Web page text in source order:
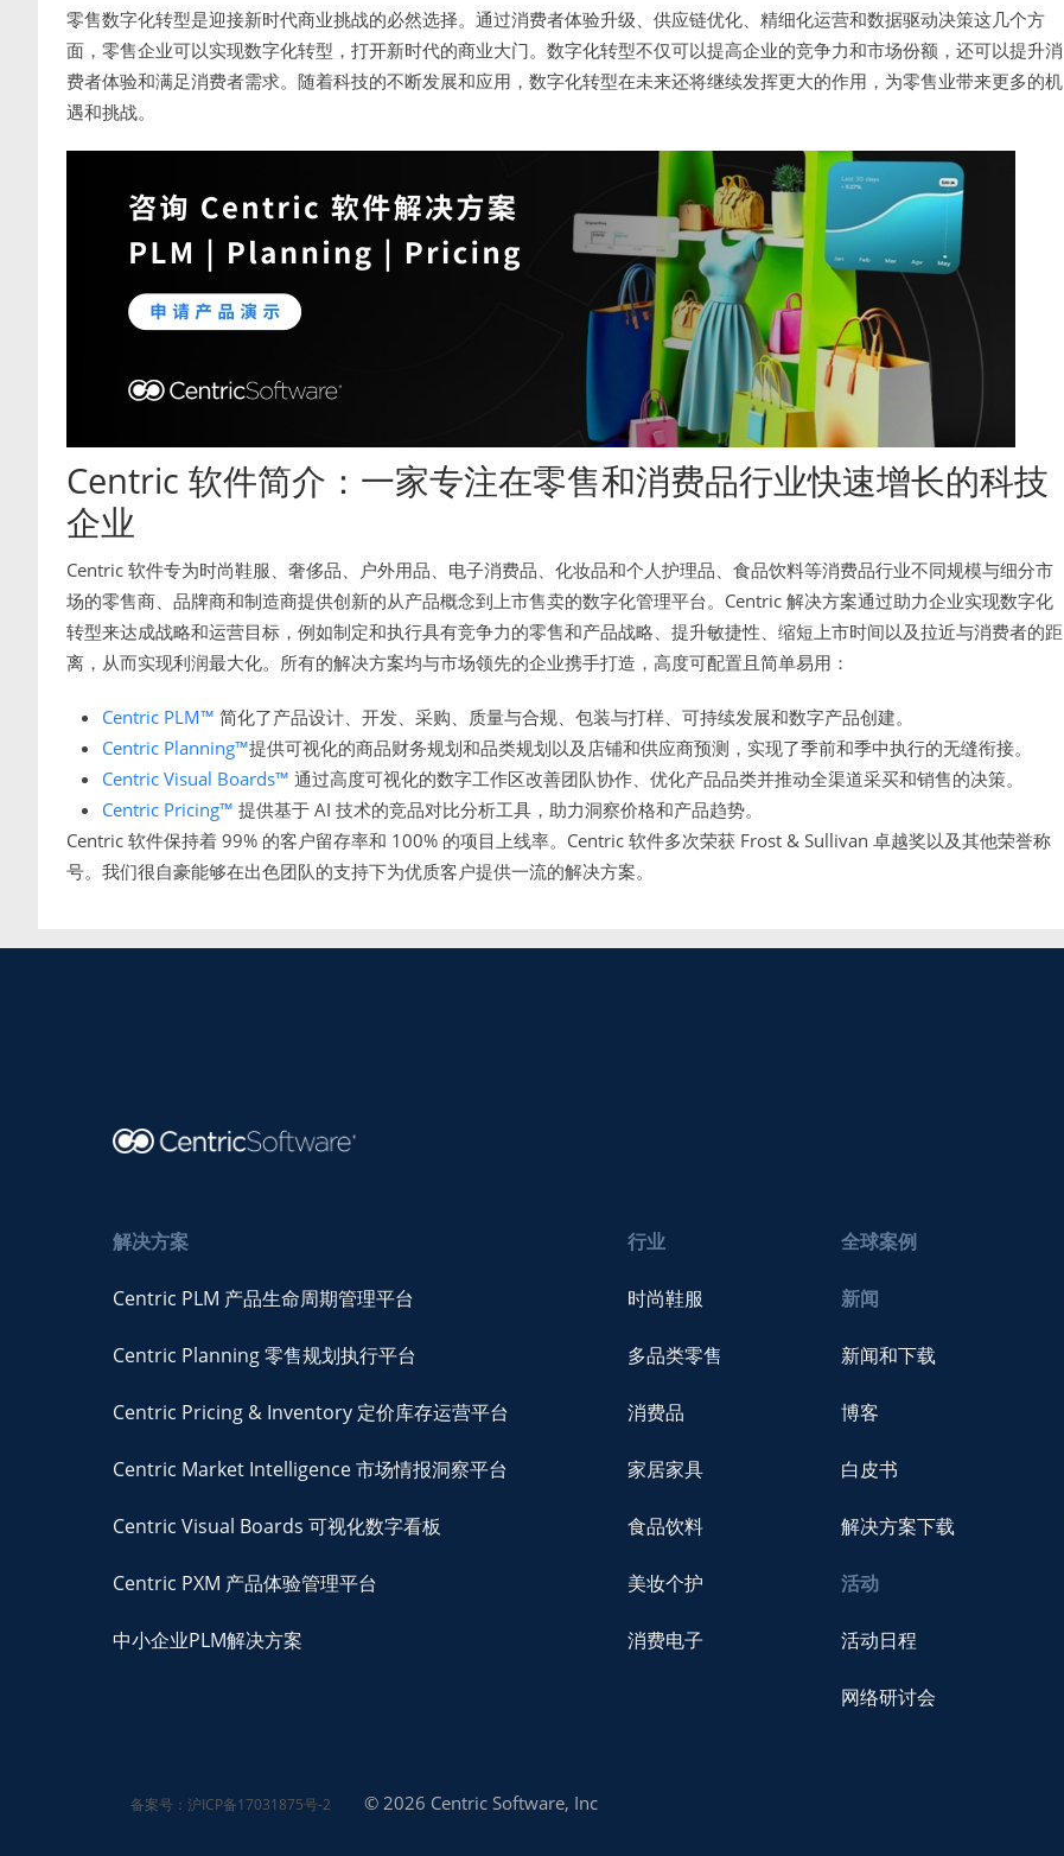
零售数字化转型是迎接新时代商业挑战的必然选择。通过消费者体验升级、供应链优化、精细化运营和数据驱动决策这几个方
面，零售企业可以实现数字化转型，打开新时代的商业大门。数字化转型不仅可以提高企业的竞争力和市场份额，还可以提升消
费者体验和满足消费者需求。随着科技的不断发展和应用，数字化转型在未来还将继续发挥更大的作用，为零售业带来更多的机
遇和挑战。
Centric 软件简介：一家专注在零售和消费品行业快速增长的科技
企业
Centric 软件专为时尚鞋服、奢侈品、户外用品、电子消费品、化妆品和个人护理品、食品饮料等消费品行业不同规模与细分市
场的零售商、品牌商和制造商提供创新的从产品概念到上市售卖的数字化管理平台。Centric 解决方案通过助力企业实现数字化
转型来达成战略和运营目标，例如制定和执行具有竞争力的零售和产品战略、提升敏捷性、缩短上市时间以及拉近与消费者的距
离，从而实现利润最大化。所有的解决方案均与市场领先的企业携手打造，高度可配置且简单易用：
Centric PLM™ 简化了产品设计、开发、采购、质量与合规、包装与打样、可持续发展和数字产品创建。
Centric Planning™提供可视化的商品财务规划和品类规划以及店铺和供应商预测，实现了季前和季中执行的无缝衔接。
Centric Visual Boards™ 通过高度可视化的数字工作区改善团队协作、优化产品品类并推动全渠道采买和销售的决策。
Centric Pricing™ 提供基于 AI 技术的竞品对比分析工具，助力洞察价格和产品趋势。
Centric 软件保持着 99% 的客户留存率和 100% 的项目上线率。Centric 软件多次荣获 Frost & Sullivan 卓越奖以及其他荣誉称
号。我们很自豪能够在出色团队的支持下为优质客户提供一流的解决方案。
解决方案
Centric PLM 产品生命周期管理平台
Centric Planning 零售规划执行平台
Centric Pricing & Inventory 定价库存运营平台
Centric Market Intelligence 市场情报洞察平台
Centric Visual Boards 可视化数字看板
Centric PXM 产品体验管理平台
中小企业PLM解决方案
行业
时尚鞋服
多品类零售
消费品
家居家具
食品饮料
美妆个护
消费电子
全球案例
新闻
新闻和下载
博客
白皮书
解决方案下载
活动
活动日程
网络研讨会
备案号：沪ICP备17031875号-2 © 2026 Centric Software, Inc